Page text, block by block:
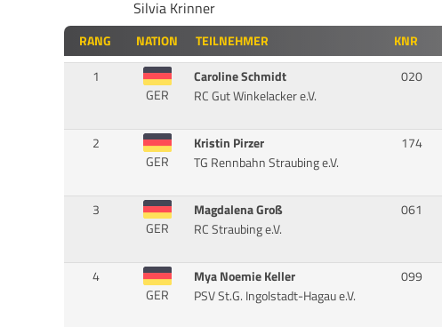
Silvia Krinner
RANG NATION TEILNEHMER KNR
1
GER
Caroline Schmidt
RC Gut Winkelacker e.V.
020
2
GER
Kristin Pirzer
TG Rennbahn Straubing e.V.
174
3
GER
Magdalena Groß
RC Straubing e.V.
061
4
GER
Mya Noemie Keller
PSV St.G. Ingolstadt-Hagau e.V.
099